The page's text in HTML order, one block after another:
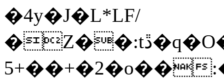
�4y�J�L*LF/
�Z��:tڐ�q�O���O�go��`�mO�_w��^�M�o-
5+��+�2�o��